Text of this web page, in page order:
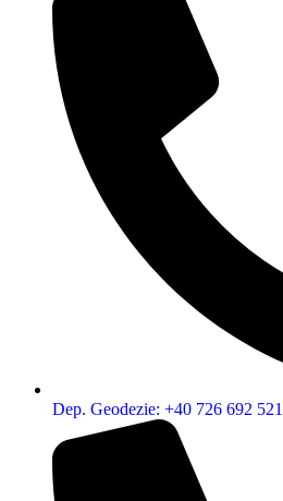
Dep. Geodezie: +40 726 692 521